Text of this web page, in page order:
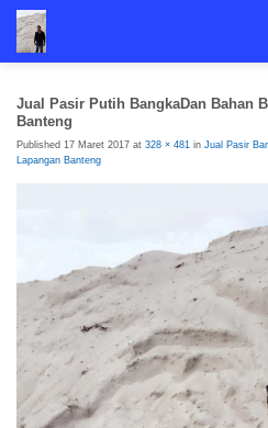
content
Jual Pasir Putih BangkaDan Bahan
Banteng
Published 17 Maret 2017 at 328 × 481 in Jual Pasir
Lapangan Banteng